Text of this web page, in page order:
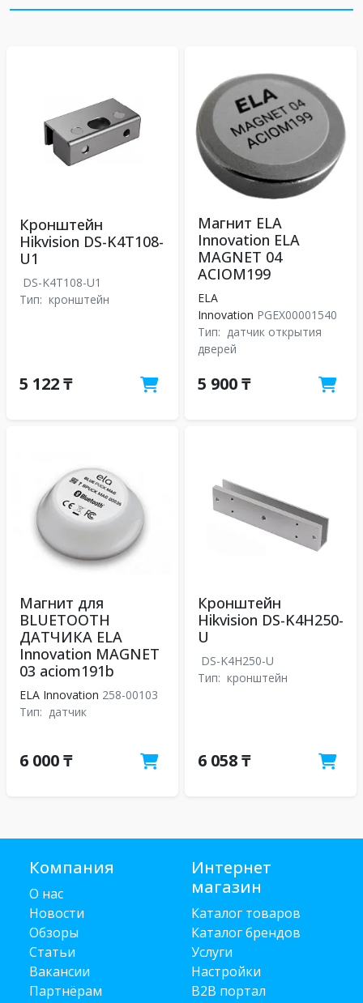
Кронштейн
Hikvision DS-K4T108-
U1
DS-K4T108-U1
Тип: кронштейн
5 122 ₸
Магнит ELA
Innovation ELA
MAGNET 04
ACIOM199
ELA
Innovation PGEX00001540
Тип: датчик открытия
дверей
5 900 ₸
Магнит для
BLUETOOTH
ДАТЧИКА ELA
Innovation MAGNET
03 aciom191b
ELA Innovation 258-00103
Тип: датчик
6 000 ₸
Кронштейн
Hikvision DS-K4H250-
U
DS-K4H250-U
Тип: кронштейн
6 058 ₸
Компания
О нас
Новости
Обзоры
Статьи
Вакансии
Партнёрам
Интернет
магазин
Каталог товаров
Каталог брендов
Услуги
Настройки
B2B портал